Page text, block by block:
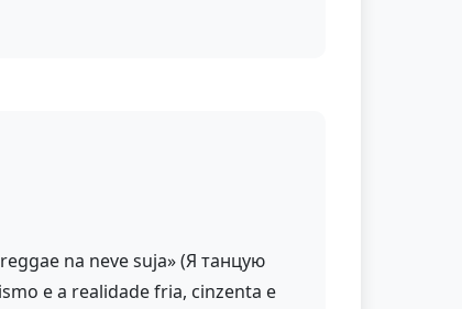
na neve suja» (Я танцую
e a realidade fria, cinzenta e